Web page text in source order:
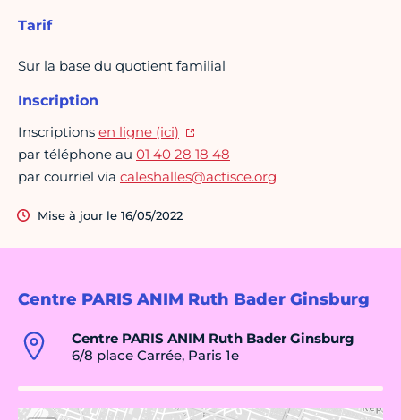
Centre PARIS ANIM Ruth Bader Ginsburg
Centre PARIS ANIM Ruth Bader Ginsburg
6/8 place Carrée, Paris 1e
Tarif
Sur la base du quotient familial
Inscription
Inscriptions en ligne (ici)
par téléphone au 01 40 28 18 48
par courriel via caleshalles@actisce.org
Mise à jour le 16/05/2022